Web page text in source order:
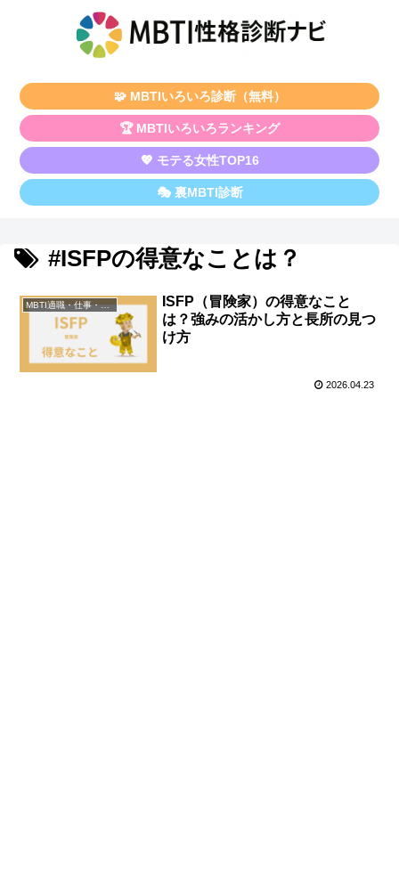
🧩 MBTIいろいろ診断（無料）
🏆 MBTIいろいろランキング
💖 モテる女性TOP16
🎭 裏MBTI診断
#ISFPの得意なことは？
MBTI適職・仕事・資格
ISFP（冒険家）の得意なこと
は？強みの活かし方と長所の見つ
け方
2026.04.23